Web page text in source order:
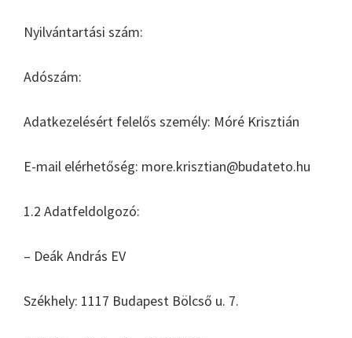
Nyilvántartási szám:
Adószám:
Adatkezelésért felelős személy: Móré Krisztián
E-mail elérhetőség: more.krisztian@budateto.hu
1.2 Adatfeldolgozó:
– Deák András EV
Székhely: 1117 Budapest Bölcső u. 7.